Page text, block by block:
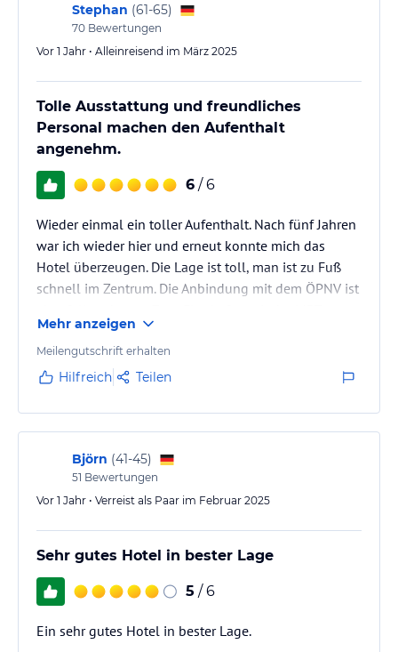
Stephan (61-65)
70 Bewertungen
Vor 1 Jahr • Alleinreisend im März 2025
Tolle Ausstattung und freundliches
Personal machen den Aufenthalt
angenehm.
6 / 6
Wieder einmal ein toller Aufenthalt. Nach fünf Jahren
war ich wieder hier und erneut konnte mich das
Hotel überzeugen. Die Lage ist toll, man ist zu Fuß
schnell im Zentrum. Die Anbindung mit dem ÖPNV ist
Terminal 2 und 3 und mit dem 36er Bus zum
Terminal 1 (Abfahrt direkt vor dem Raffles
gegenüber). Die Ausstattung des Hotel gefällt mir gut
Zimmer war groß und hatte einen tollen Blick auf die
Skyline. Das Bad mit…
Mehr anzeigen
Meilengutschrift erhalten
Hilfreich Teilen
Björn (41-45)
51 Bewertungen
Vor 1 Jahr • Verreist als Paar im Februar 2025
Sehr gutes Hotel in bester Lage
5 / 6
Ein sehr gutes Hotel in bester Lage.